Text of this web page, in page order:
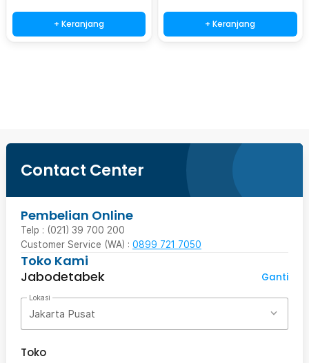
+ Keranjang + Keranjang
Contact Center
Pembelian Online
Telp : (021) 39 700 200
Customer Service (WA) : 0899 721 7050
Toko Kami
Jabodetabek
Ganti
Lokasi
Jakarta Pusat
Toko